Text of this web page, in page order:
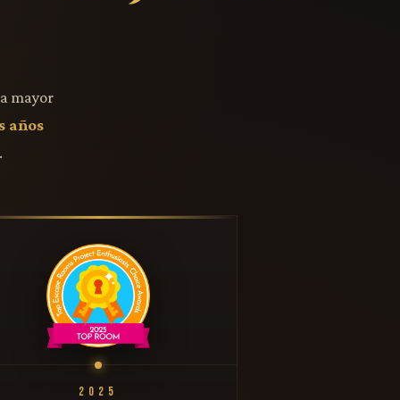
mayor
años
2025